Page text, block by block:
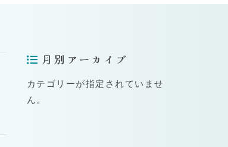
月別アーカイブ
カテゴリーが指定されていませ
ん。